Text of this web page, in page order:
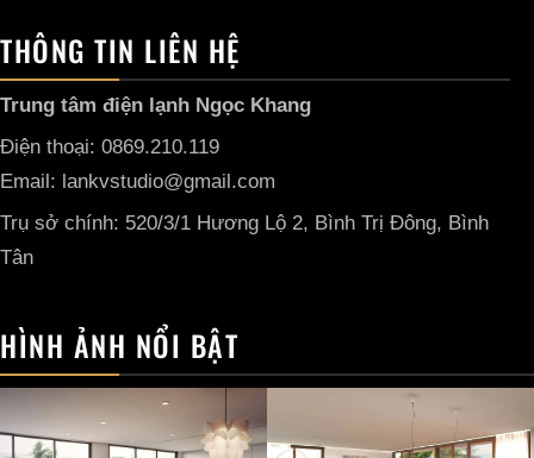
THÔNG TIN LIÊN HỆ
Trung tâm điện lạnh Ngọc Khang
Điện thoại: 0869.210.119
Email: lankvstudio@gmail.com
Trụ sở chính: 520/3/1 Hương Lộ 2, Bình Trị Đông, Bình
Tân
HÌNH ẢNH NỔI BẬT